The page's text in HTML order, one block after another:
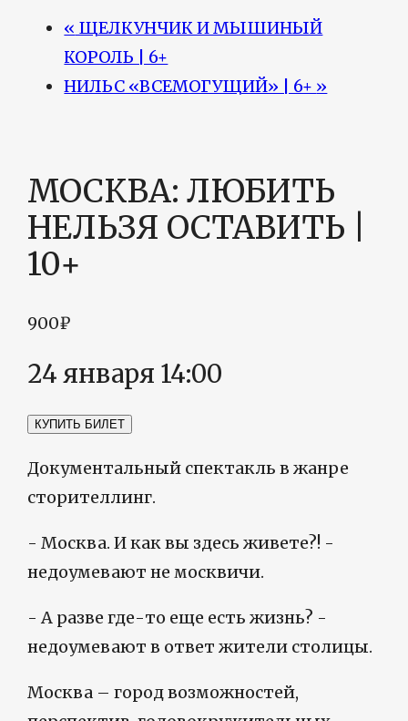
« ЩЕЛКУНЧИК И МЫШИНЫЙ
КОРОЛЬ | 6+
НИЛЬС «ВСЕМОГУЩИЙ» | 6+ »
МОСКВА: ЛЮБИТЬ
НЕЛЬЗЯ ОСТАВИТЬ |
10+
900₽
24 января 14:00
КУПИТЬ БИЛЕТ
Документальный спектакль в жанре
сторителлинг.
- Москва. И как вы здесь живете?! -
недоумевают не москвичи.
- А разве где-то еще есть жизнь? -
недоумевают в ответ жители столицы.
Москва – город возможностей,